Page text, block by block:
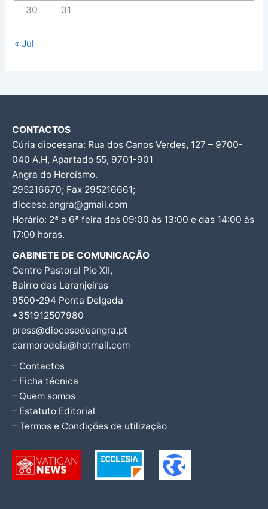
30
31
« Jul
CONTACTOS
Cúria diocesana: Rua dos Canos Verdes, 127 – 9700-
040 A.H, Apartado 55, 9701-901
Angra do Heroísmo.
295216670; Fax 295216661;
diocese.angra@gmail.com
Horário: 2ª a 6ª feira das 09:00 às 13:00 e das 14:00 às
17:00 horas.
GABINETE DE COMUNICAÇÃO
Centro Pastoral Pio XII,
Bairro das Laranjeiras
9500-294 Ponta Delgada
+351912507980
press@diocesedeangra.pt
carmorodeia@hotmail.com
– Contactos
– Ficha técnica
– Quem somos
– Estatuto Editorial
– Termos e Condições de utilização